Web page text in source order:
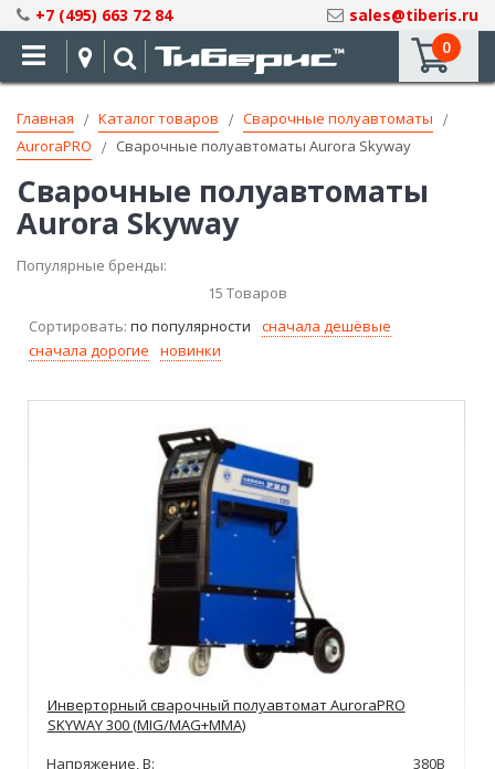
Skip
to
Content
+7 (495) 663 72 84
sales@tiberis.ru
0
Главная Каталог товаров
Сварочные полуавтоматы
AuroraPRO
Сварочные полуавтоматы Aurora Skyway
Сварочные полуавтоматы
Aurora Skyway
Популярные бренды:
15 Товаров
Сортировать: по популярности
сначала дешёвые
сначала дорогие
новинки
Инверторный сварочный полуавтомат AuroraPRO
SKYWAY 300 (MIG/MAG+MMA)
Напряжение, В:
380В